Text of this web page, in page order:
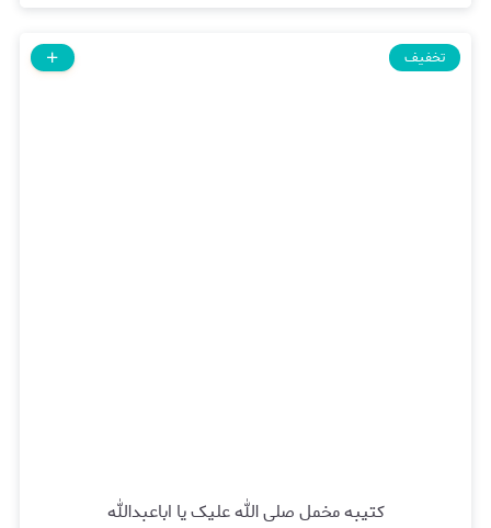
تخفیف
کتیبه مخمل صلی الله علیک یا اباعبدالله